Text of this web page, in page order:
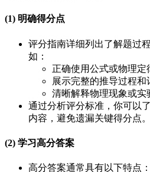
(1) 明确得分点
评分指南详细列出了解题过
如：
正确使用公式或物理定
展示完整的推导过程和
清晰解释物理现象或实
通过分析评分标准，你可以
内容，避免遗漏关键得分点。
(2) 学习高分答案
高分答案通常具有以下特点：